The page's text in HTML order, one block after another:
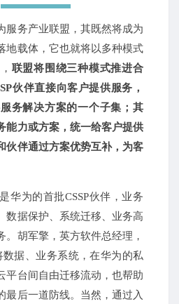
服务产业联盟，其既然将成为
地载体，它也就将以多种模式
联盟将围绕三种模式推进合
伙伴直接向客户提供服务，
务解决方案的一个子集； 其
能力或方案，统一给客户提供
伙伴通过方案优势互补，为客
华为的首批CSSP伙伴，业务
数据保护、系统迁移、业务高
。胡军擎，英方软件总经理，
据、业务系统，在华为的私
平台间自由迁移流动，也帮助
最后一道防线。当然，通过入